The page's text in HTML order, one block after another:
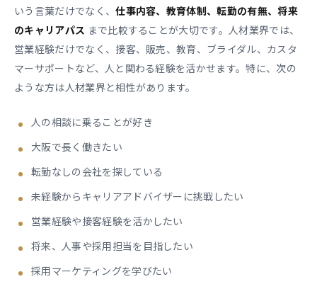
いう言葉だけでなく、仕事内容、教育体制、転勤の有無、将来
のキャリアパス まで比較することが大切です。人材業界では、
営業経験だけでなく、接客、販売、教育、ブライダル、カスタ
マーサポートなど、人と関わる経験を活かせます。特に、次の
ような方は人材業界と相性があります。
人の相談に乗ることが好き
大阪で長く働きたい
転勤なしの会社を探している
未経験からキャリアアドバイザーに挑戦したい
営業経験や接客経験を活かしたい
将来、人事や採用担当を目指したい
採用マーケティングを学びたい